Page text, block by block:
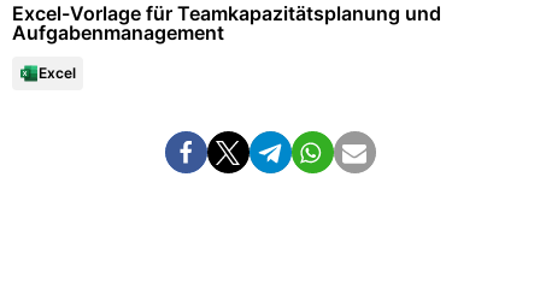
Excel-Vorlage für Teamkapazitätsplanung und
Aufgabenmanagement
Excel